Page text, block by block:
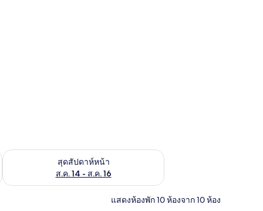
ส.ค. 7 - ส.ค. 9สุดสัปดาห์หน้า
ส.ค. 14 - ส.ค. 16
ตรวจสอบจำนวนห้องพักว่างในสุดสัปดาห์หน้า ส.ค. 14 - ส.ค. 16
แสดงห้องพัก 10 ห้องจาก 10 ห้อง